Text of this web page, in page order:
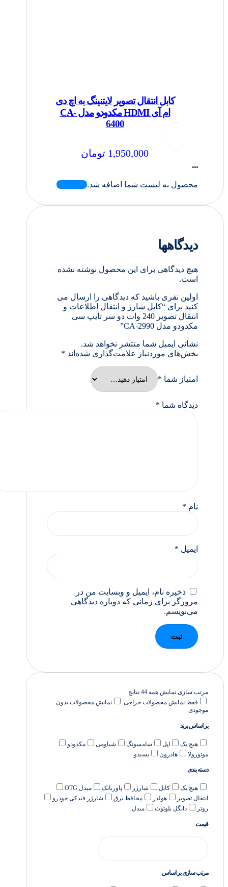
کابل انتقال تصویر لایتنینگ به اچ دی
ام آی HDMI مکدودو مدل CA-
6400
1,950,000 تومان
...
محصول به لیست شما اضافه شد.
دیدگاهها
هیچ دیدگاهی برای این محصول نوشته نشده
است.
اولین نفری باشید که دیدگاهی را ارسال می
کنید برای “کابل شارژ و انتقال اطلاعات و
انتقال تصویر 240 وات دو سر تایپ سی
مکدودو مدل CA-2990”
نشانی ایمیل شما منتشر نخواهد شد.
بخش‌های موردنیاز علامت‌گذاری شده‌اند *
امتیاز شما *
دیدگاه شما *
نام *
ایمیل *
ذخیره نام، ایمیل و وبسایت من در
مرورگر برای زمانی که دوباره دیدگاهی
می‌نویسم.
مرتب سازی نمایش همه 44 نتایج
فقط نمایش محصولات حراجی
نمایش محصولات بدون
موجودی
بر اساس برند
هیچ یک اپل سامسونگ شیاومی
مکدودو
موتورولا
هادرون یسیدو
دسته بندی
هیچ یک کابل شارژر پاوربانک
مبدل OTG
انتقال تصویر
هولدر محافظ برق
شارژر فندکی خودرو
روتر
دانگل بلوتوث مبدل
قیمت
مرتب سازی بر اساس